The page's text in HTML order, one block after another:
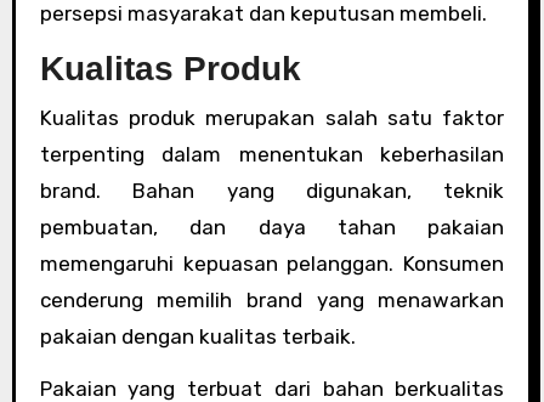
persepsi masyarakat dan keputusan membeli.
Kualitas Produk
Kualitas produk merupakan salah satu faktor
terpenting dalam menentukan keberhasilan
brand. Bahan yang digunakan, teknik
pembuatan, dan daya tahan pakaian
memengaruhi kepuasan pelanggan. Konsumen
cenderung memilih brand yang menawarkan
pakaian dengan kualitas terbaik.
Pakaian yang terbuat dari bahan berkualitas